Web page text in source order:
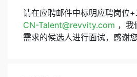
请在应聘邮件中标明应聘岗位
CN-Talent@revvity.com ，我
需求的候选人进行面试，感谢您